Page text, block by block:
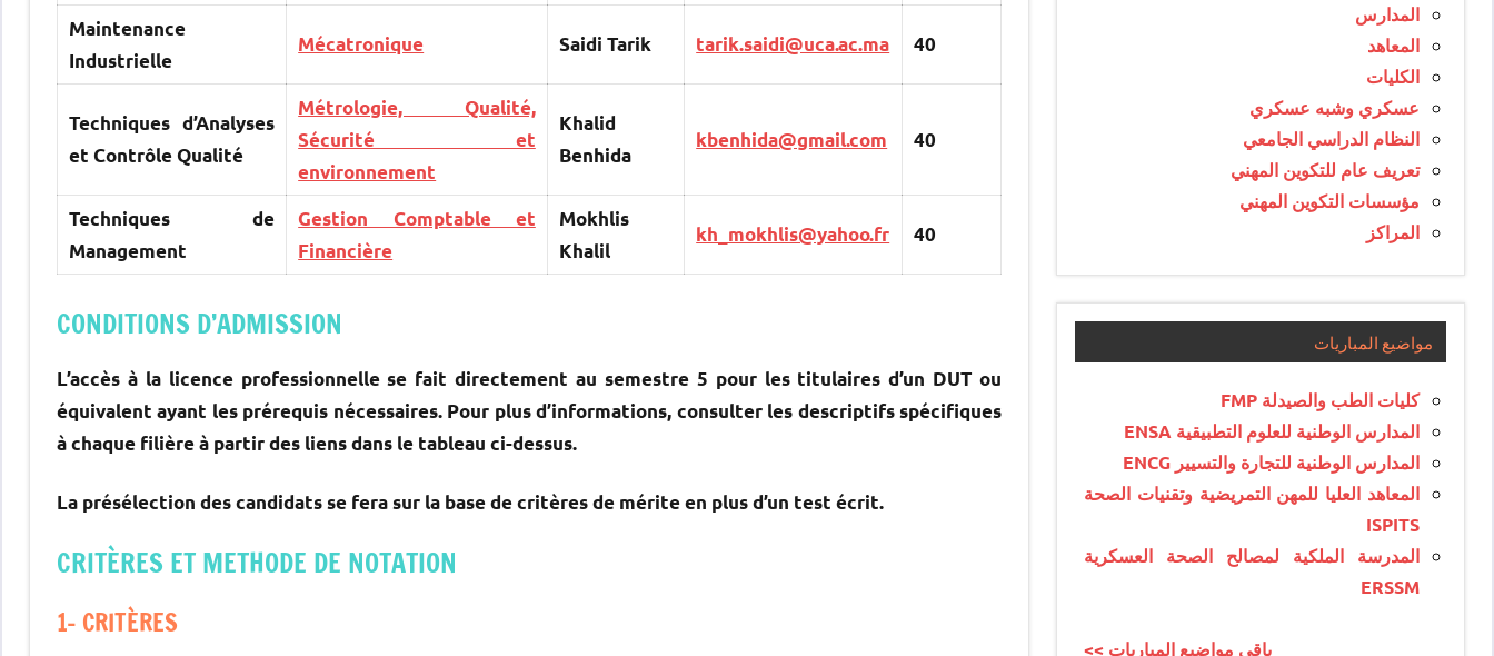
Maintenance
Industrielle
Mécatronique Saidi Tarik tarik.saidi@uca.ac.ma 40
Techniques d’Analyses
et Contrôle Qualité
Métrologie, Qualité,
Sécurité et
environnement
Khalid
Benhida
kbenhida@gmail.com 40
Techniques de
Management
Gestion Comptable et
Financière
Mokhlis
Khalil
kh_mokhlis@yahoo.fr 40
CONDITIONS D’ADMISSION
L’accès à la licence professionnelle se fait directement au semestre 5 pour les titulaires d’un DUT ou
équivalent ayant les prérequis nécessaires. Pour plus d’informations, consulter les descriptifs spécifiques
à chaque filière à partir des liens dans le tableau ci-dessus.
La présélection des candidats se fera sur la base de critères de mérite en plus d’un test écrit.
CRITÈRES ET METHODE DE NOTATION
1- CRITÈRES
المدارس
المعاهد
الكليات
عسكري وشبه عسكري
النظام الدراسي الجامعي
تعريف عام للتكوين المهني
مؤسسات التكوين المهني
المراكز
مواضيع المباريات
كليات الطب والصيدلة FMP
المدارس الوطنية للعلوم التطبيقية ENSA
المدارس الوطنية للتجارة والتسيير ENCG
المعاهد العليا للمهن التمريضية وتقنيات الصحة
ISPITS
المدرسة الملكية لمصالح الصحة العسكرية
ERSSM
<< باقي مواضيع المباريات